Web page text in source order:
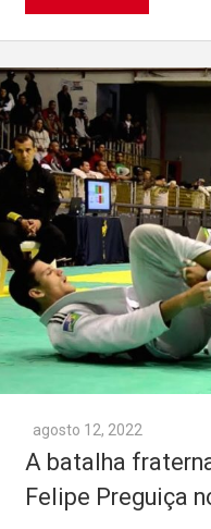
agosto 12, 2022
A batalha
Felipe Preguiça